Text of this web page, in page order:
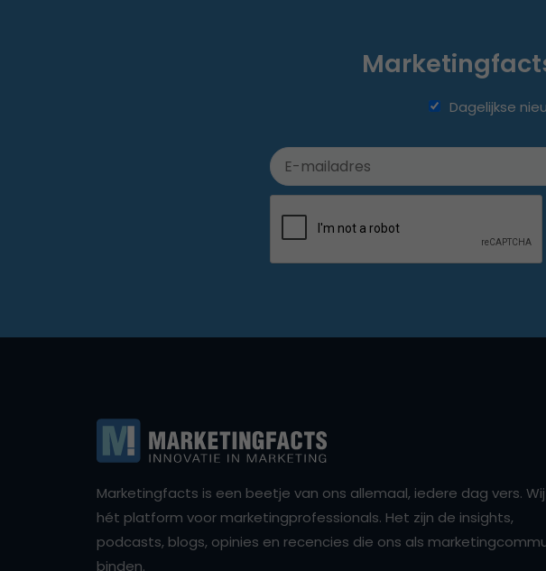
Dagelijkse
Marketingfacts is een beetje van ons allemaal, iedere dag vers. Wij
hét platform voor marketingprofessionals. Het zijn de insights,
podcasts, blogs, opinies en recencies die ons als
binden.